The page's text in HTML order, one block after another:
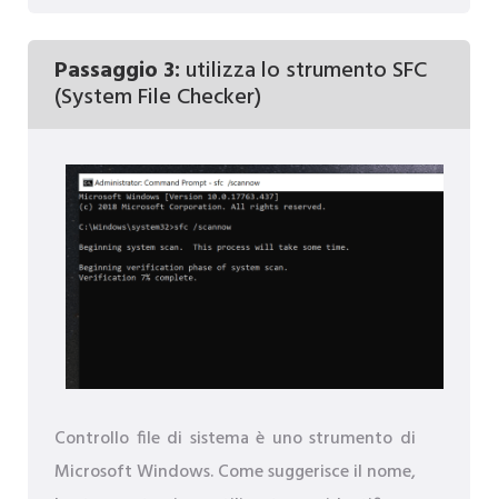
Passaggio 3: utilizza lo strumento SFC
(System File Checker)
Controllo file di sistema è uno strumento di
Microsoft Windows. Come suggerisce il nome,